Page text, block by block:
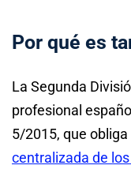
Por qué es
La Segunda
profesional
5/2015, que obliga
centralizada de